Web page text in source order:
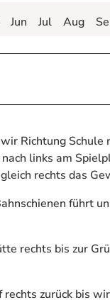
Jun Jul Aug
Richtung
links am
rechts das
führt
rechts bis zur
zurück bis